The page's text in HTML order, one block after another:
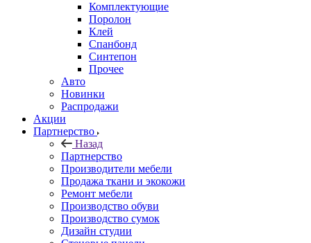
Комплектующие
Поролон
Клей
Спанбонд
Синтепон
Прочее
Авто
Новинки
Распродажи
Акции
Партнерство
Назад
Партнерство
Производители мебели
Продажа ткани и экокожи
Ремонт мебели
Производство обуви
Производство сумок
Дизайн студии